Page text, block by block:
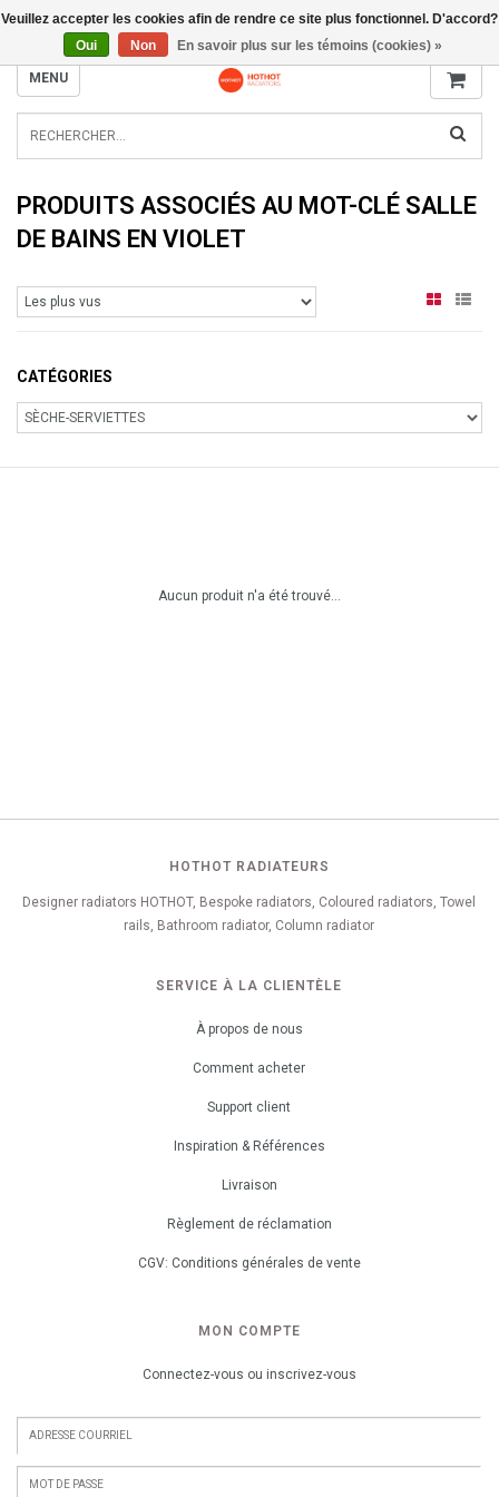
INFO@RADIATORS.SHOP
MENU
PRODUITS ASSOCIÉS AU MOT-CLÉ SALLE
DE BAINS EN VIOLET
CATÉGORIES
Aucun produit n'a été trouvé...
HOTHOT RADIATEURS
Designer radiators HOTHOT, Bespoke radiators, Coloured radiators, Towel
rails, Bathroom radiator, Column radiator
SERVICE À LA CLIENTÈLE
À propos de nous
Comment acheter
Support client
Inspiration & Références
Livraison
Règlement de réclamation
CGV: Conditions générales de vente
MON COMPTE
Connectez-vous ou inscrivez-vous
Veuillez accepter les cookies afin de rendre ce site plus fonctionnel. D'accord?
Oui
Non En savoir plus sur les témoins (cookies) »